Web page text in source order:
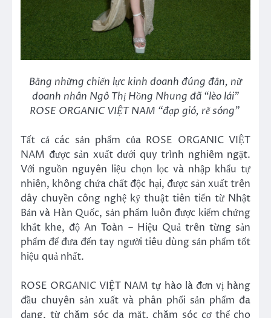
Bằng những chiến lực kinh doanh đúng đắn, nữ
doanh nhân Ngô Thị Hồng Nhung đã “lèo lái”
ROSE ORGANIC VIỆT NAM “đạp gió, rẽ sóng”
Tất cả các sản phẩm của ROSE ORGANIC VIỆT
NAM được sản xuất dưới quy trình nghiêm ngặt.
Với nguồn nguyên liệu chọn lọc và nhập khẩu tự
nhiên, không chứa chất độc hại, được sản xuất trên
dây chuyền công nghệ kỹ thuật tiên tiến từ Nhật
Bản và Hàn Quốc, sản phẩm luôn được kiểm chứng
khắt khe, độ An Toàn – Hiệu Quả trên từng sản
phẩm để đưa đến tay người tiêu dùng sản phẩm tốt
hiệu quả nhất.
ROSE ORGANIC VIỆT NAM tự hào là đơn vị hàng
đầu chuyên sản xuất và phân phối sản phẩm đa
dạng, từ chăm sóc da mặt, chăm sóc cơ thể cho